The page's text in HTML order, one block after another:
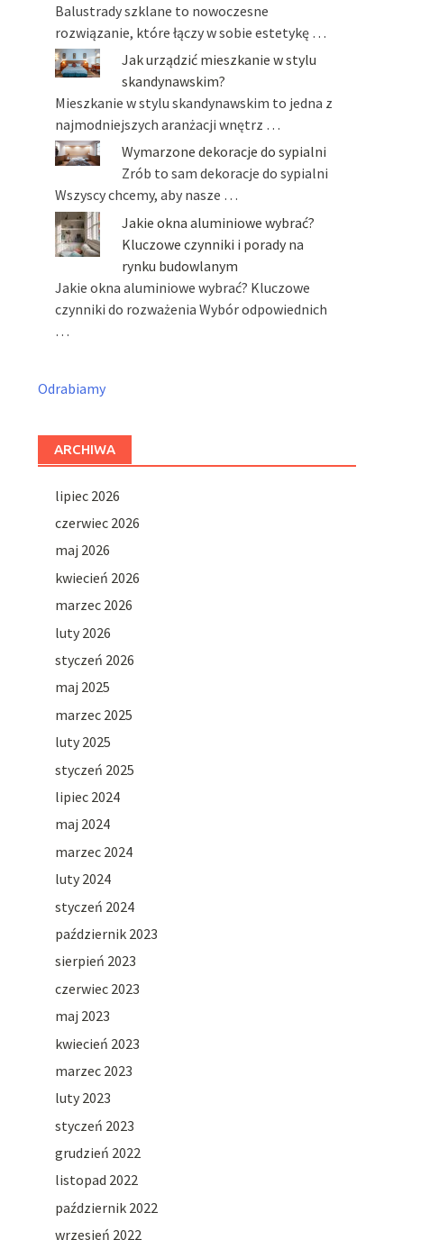
Balustrady szklane to nowoczesne
rozwiązanie, które łączy w sobie estetykę …
Jak urządzić mieszkanie w stylu
skandynawskim?
Mieszkanie w stylu skandynawskim to jedna z
najmodniejszych aranżacji wnętrz …
Wymarzone dekoracje do sypialni
Zrób to sam dekoracje do sypialni
Wszyscy chcemy, aby nasze …
Jakie okna aluminiowe wybrać?
Kluczowe czynniki i porady na
rynku budowlanym
Jakie okna aluminiowe wybrać? Kluczowe
czynniki do rozważenia Wybór odpowiednich
…
Odrabiamy
ARCHIWA
lipiec 2026
czerwiec 2026
maj 2026
kwiecień 2026
marzec 2026
luty 2026
styczeń 2026
maj 2025
marzec 2025
luty 2025
styczeń 2025
lipiec 2024
maj 2024
marzec 2024
luty 2024
styczeń 2024
październik 2023
sierpień 2023
czerwiec 2023
maj 2023
kwiecień 2023
marzec 2023
luty 2023
styczeń 2023
grudzień 2022
listopad 2022
październik 2022
wrzesień 2022